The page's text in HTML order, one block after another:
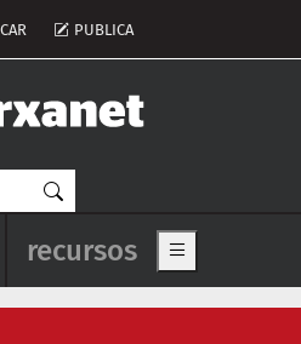
del compte d'usuari
PUBLICA
principal de
recursos Show main